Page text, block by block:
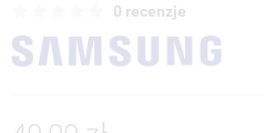
0 recenzje